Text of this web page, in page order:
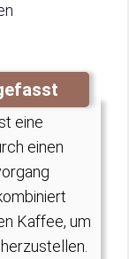
eine
einen
Kaffee, um